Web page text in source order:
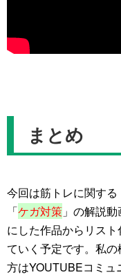
まとめ
今回は筋トレに関する
「ケガ対策 」の解説
にした作品からリス
ていく予定です。私
方はYOUTUBEコミュ